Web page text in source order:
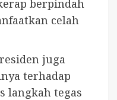
berpindah
celah
juga
terhadap
langkah tegas